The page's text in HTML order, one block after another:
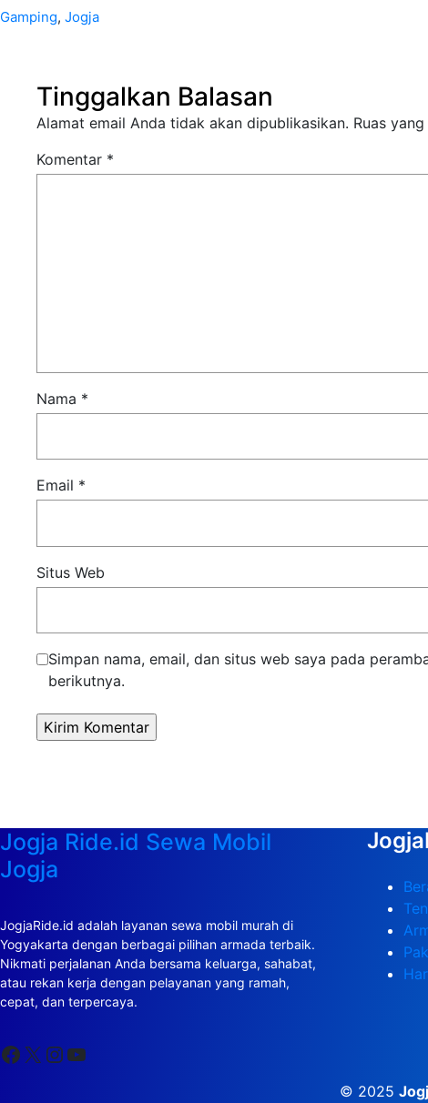
Gamping, Jogja
Tinggalkan Balasan
Alamat email Anda tidak akan dipublikasikan. Ruas
Komentar *
Nama *
Email *
Situs Web
Simpan nama, email, dan situs web saya pada
berikutnya.
Jogja Ride.id Sewa Mobil
Jogja
JogjaRide.id adalah layanan sewa mobil murah di
Yogyakarta dengan berbagai pilihan armada terbaik.
Nikmati perjalanan Anda bersama keluarga, sahabat,
atau rekan kerja dengan pelayanan yang ramah,
cepat, dan terpercaya.
Facebook X Instagram YouTube
© 2025